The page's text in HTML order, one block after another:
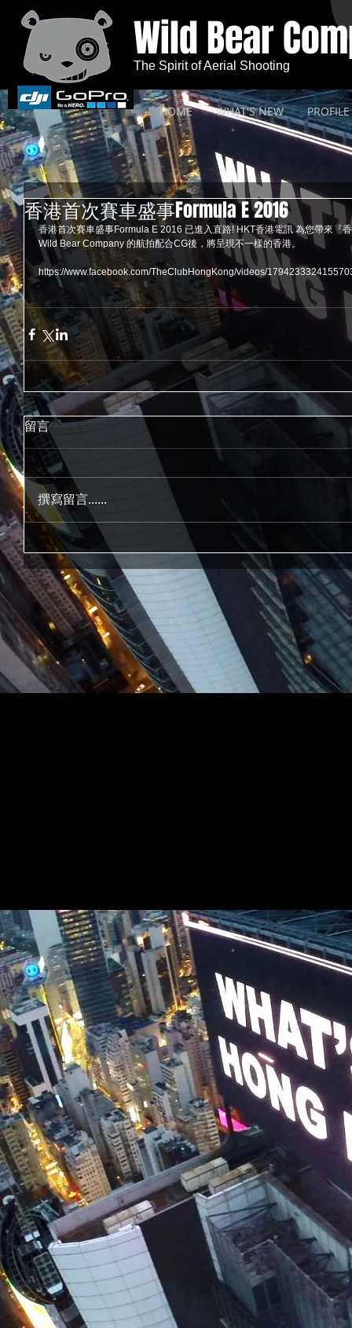
HOME WHAT'S NEW PROFILE
Wild Bear
The Spirit of Aerial Shooting
香港首次賽車盛事Formula E 2016
香港首次賽車盛事Formula E 2016 已進入直路! HKT香港電訊 為您帶來『
Wild Bear Company 的航拍配合CG後，將呈現不一樣的香港。
https://www.facebook.com/TheClubHongKong/videos/
留言
撰寫留言......